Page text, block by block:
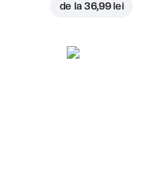
de la 36,99 lei